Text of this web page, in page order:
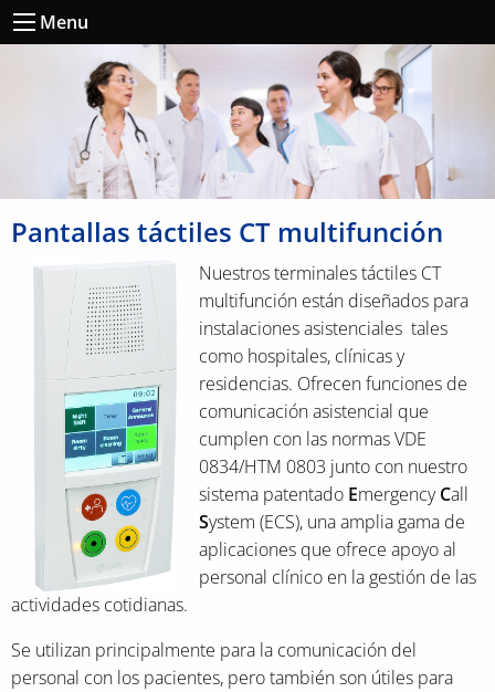
Menu
Pantallas táctiles CT multifunción
Nuestros terminales táctiles CT
multifunción están diseñados para
instalaciones asistenciales tales
como hospitales, clínicas y
residencias. Ofrecen funciones de
comunicación asistencial que
cumplen con las normas VDE
0834/HTM 0803 junto con nuestro
sistema patentado EmergencyCall
System (ECS), una amplia gama de
aplicaciones que ofrece apoyo al
personal clínico en la gestión de las
actividades cotidianas.
Se utilizan principalmente para la comunicación del
personal con los pacientes, pero también son útiles para